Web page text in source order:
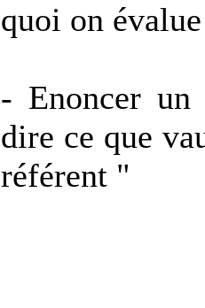
quoi on
- Enoncer un
dire ce que
référent "